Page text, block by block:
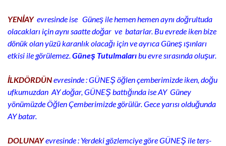
YENİAY evresinde ise Güneş ile hemen hemen aynı doğrultuda
olacakları için aynı saatte doğar ve batarlar. Bu evrede iken bize
dönük olan yüzü karanlık olacağı için ve ayrıca Güneş ışınları
etkisi ile görülemez.Güneş Tutulmalarıbu evre sırasında oluşur.
İLKDÖRDÜNevresinde : GÜNEŞ öğlen çemberimizde iken, doğu
ufkumuzdan AY doğar, GÜNEŞ battığında ise AY Güney
yönümüzde Öğlen Çemberimizde görülür. Gece yarısı olduğunda
AY batar.
DOLUNAYevresinde : Yerdeki gözlemciye göre GÜNEŞ ile ters-